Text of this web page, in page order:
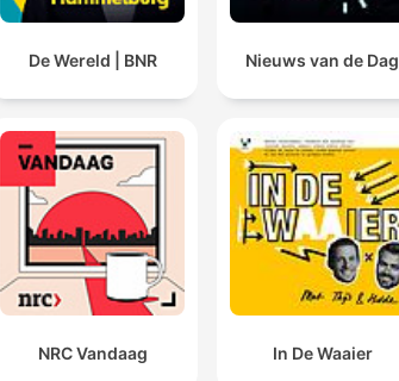
De Wereld | BNR Nieuws van de Dag
NRC Vandaag In De Waaier